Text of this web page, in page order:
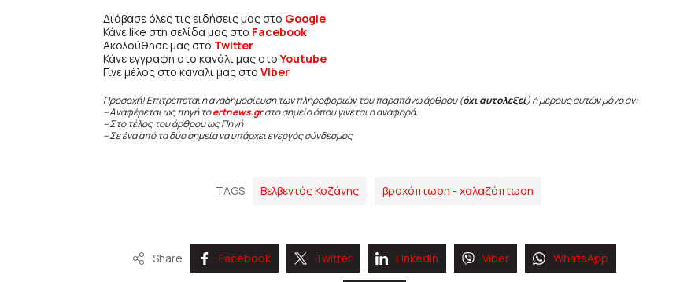
Διάβασε όλες τις ειδήσεις μας στο Google
Κάνε like στη σελίδα μας στο Facebook
Ακολούθησε μας στο Twitter
Κάνε εγγραφή στο κανάλι μας στοYoutube
Γίνε μέλος στο κανάλι μας στο Viber
Προσοχή! Επιτρέπεται η αναδημοσίευση των πληροφοριών του παραπάνω άρθρου (όχι αυτολεξεί) ή μέρους αυτών μόνο αν:
– Αναφέρεται ως πηγή τοertnews.gr στο σημείο όπου γίνεται η αναφορά.
– Στο τέλος του άρθρου ως Πηγή
– Σε ένα από τα δύο σημεία να υπάρχει ενεργός σύνδεσμος
TAGS Βελβεντός Κοζάνης βροχόπτωση - χαλαζόπτωση
Share Facebook Twitter Linkedin Viber WhatsApp